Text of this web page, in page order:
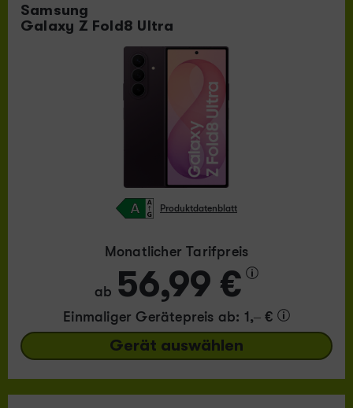
Samsung
Galaxy Z Fold8 Ultra
Produktdatenblatt
Monatlicher Tarifpreis
ab 56,99 €
Einmaliger Gerätepreis ab: 1,– €
Gerät auswählen